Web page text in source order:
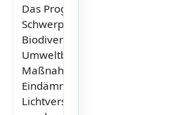
Das Programm setzt
Schwerpunkte bei
Biodiversität und
Umweltbildung. Konkrete
Maßnahmen zur
Eindämmung der
Lichtverschmutzung